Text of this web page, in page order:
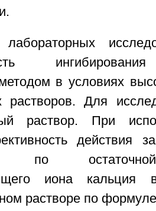
в условиях
растворов. Для
раствор. При
действия
по
иона кальция
растворе по